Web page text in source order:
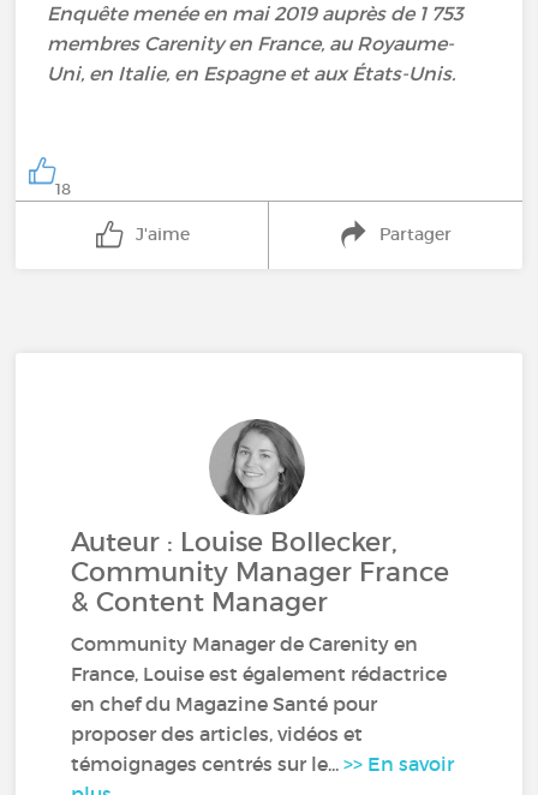
Enquête menée en mai 2019 auprès de 1 753
membres Carenity en France, au Royaume-
Uni, en Italie, en Espagne et aux États-Unis.
18
J'aime Partager
Auteur : Louise Bollecker,
Community Manager France
& Content Manager
Community Manager de Carenity en
France, Louise est également rédactrice
en chef du Magazine Santé pour
proposer des articles, vidéos et
témoignages centrés sur le...>> En savoir